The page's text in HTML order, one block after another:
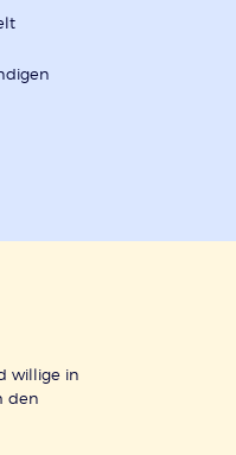
willige in
den